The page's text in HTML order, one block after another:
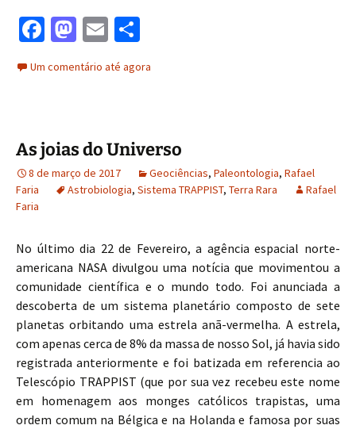
Fa
b
k
M
as
to
n
E
m
ai ar
Um comentário até agora
As joias do Universo
8 de março de 2017 Geociências, Paleontologia, Rafael
Faria
Astrobiologia, Sistema TRAPPIST, Terra Rara
Rafael
Faria
No último dia 22 de Fevereiro, a agência espacial norte-
americana NASA divulgou uma notícia que movimentou a
comunidade científica e o mundo todo. Foi anunciada a
descoberta de um sistema planetário composto de sete
planetas orbitando uma estrela anã-vermelha. A estrela,
com apenas cerca de 8% da massa de nosso Sol, já havia sido
registrada anteriormente e foi batizada em referencia ao
Telescópio TRAPPIST (que por sua vez recebeu este nome
em homenagem aos monges católicos trapistas, uma
ordem comum na Bélgica e na Holanda e famosa por suas